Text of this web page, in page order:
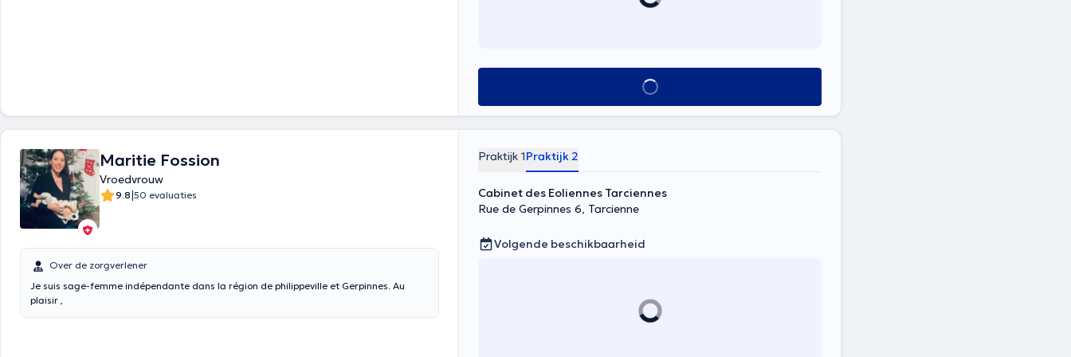
Alles zien
Maritie Fossion
Vroedvrouw
9.8|50 evaluaties
Over de zorgverlener
Je suis sage-femme indépendante dans la région de philippeville et Gerpinnes. Au
plaisir ,
Praktijk 1Praktijk 2
Cabinet des Eoliennes Tarciennes
Rue de Gerpinnes 6, Tarcienne
Volgende beschikbaarheid